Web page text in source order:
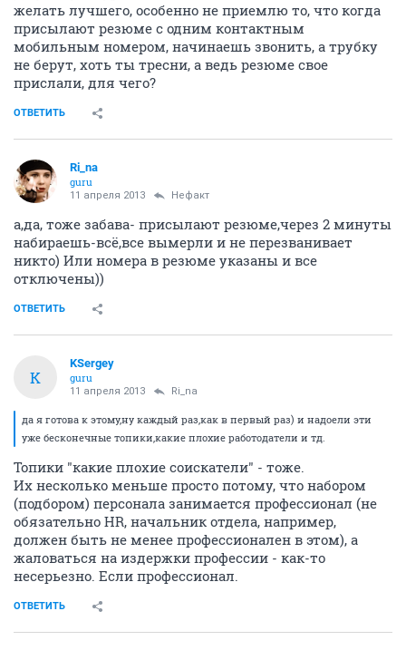
желать лучшего, особенно не приемлю то, что когда
присылают резюме с одним контактным
мобильным номером, начинаешь звонить, а трубку
не берут, хоть ты тресни, а ведь резюме свое
прислали, для чего?
ОТВЕТИТЬ
Ri_na
guru
11 апреля 2013 Нефакт
а,да, тоже забава- присылают резюме,через 2 минуты
набираешь-всё,все вымерли и не перезванивает
никто) Или номера в резюме указаны и все
отключены))
ОТВЕТИТЬ
K
KSergey
guru
11 апреля 2013 Ri_na
да я готова к этому,ну каждый раз,как в первый раз) и надоели эти
уже бесконечные топики,какие плохие работодатели и тд.
Топики "какие плохие соискатели" - тоже.
Их несколько меньше просто потому, что набором
(подбором) персонала занимается профессионал (не
обязательно HR, начальник отдела, например,
должен быть не менее профессионален в этом), а
жаловаться на издержки профессии - как-то
несерьезно. Если профессионал.
ОТВЕТИТЬ